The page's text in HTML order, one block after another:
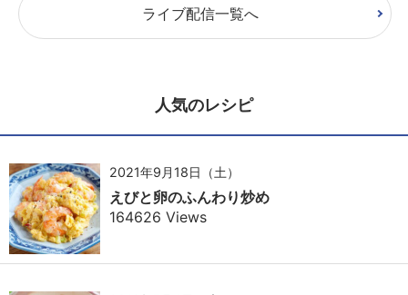
ライブ配信一覧へ
人気のレシピ
2021年9月18日（土）
えびと卵のふんわり炒め
164626 Views